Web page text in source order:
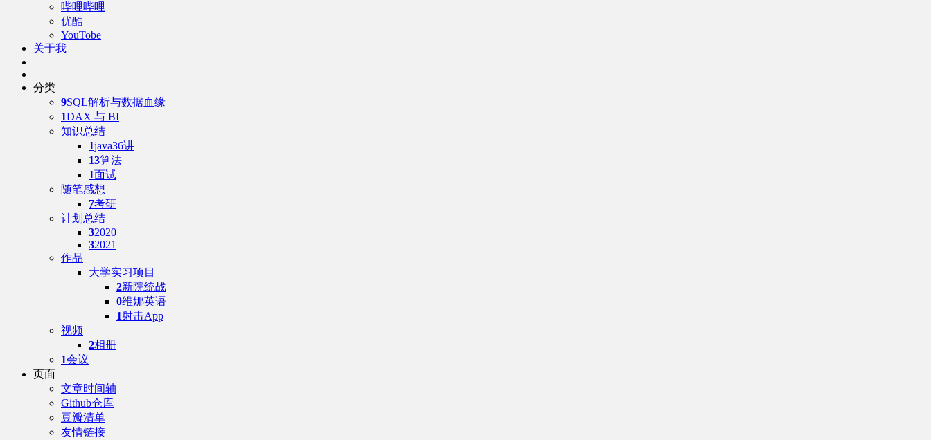
哔哩哔哩
优酷
YouTobe
关于我
分类
9SQL解析与数据血缘
1DAX 与 BI
知识总结
1java36讲
13算法
1面试
随笔感想
7考研
计划总结
32020
32021
作品
大学实习项目
2新院统战
0维娜英语
1射击App
视频
2相册
1会议
页面
文章时间轴
Github仓库
豆瓣清单
友情链接